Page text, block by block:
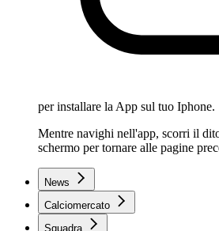
per installare la App sul tuo Iphone.
Mentre navighi nell'app, scorri il
schermo per tornare alle pagine
News
Calciomercato
Squadra